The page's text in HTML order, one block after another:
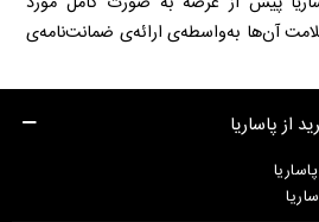
آن‌ها به‌واسطه‌ی ارائه‌ی ضمانت‌نامه‌ی
از پاساریا